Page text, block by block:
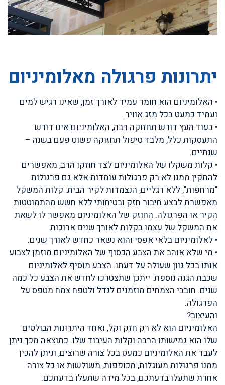
יתרונות פרגולה מאלומיניום
• האלומיניום הוא חומר עמיד לאורך זמן, שאינו רגיש למים
ועמיד כמעט בכל מזג אוויר.
• בעוד העץ דורש תחזוקה רבה, האלומיניום אינו דורש
התעסקות כלל, מלבד טיפול תחזוקה פשוט פעם בשנה –
שנתיים.
• קלות משקלו של האלומיניום לצד חוזקו הרב, מאפשרים
להתקין ממנו לא רק פרגולות עומדות אלא גם פרגולות
"מרחפות", ללא רגליים, הנצמדות לקיר הבית. קלות המשקל
מאפשרת לבצע חיבור חזק ובטיחותי ללא חשש מהתמוטטות
הקיר או הפרגולה. החוזק של האלומיניום מאפשר לו לשאת
את המשקל של עצמו בקלות לאורך שנים ארוכות.
• לאלומיניום בלאי אפסי והוא נשאר כחדש לאורך שנים.
• מי שלא אוהב את הצבע הכסוף של האלומיניום מוזמן לצבוע
אותו בכל גוון שעולה על דעתו. הצבע מוסיף לאלומיניום
שכבת הגנה נוספת. ייתכן שתצטרכו לחדש את הצבע כל כמה
שנים. חובבי הצמחים מוזמנים לגדל ולטפח צמח מטפס על
הפרגולה.
והעיצוב?
האלומיניום הוא לא רק חזק וקל, ואחד היתרונות הבולטים
שלו הוא גמישותו הרבה וקלות העיבוד שלו. כתוצאה מכך ניתן
לעבד את האלומיניום כמעט בכל צורה שרוצים, וניתן להכין
ממנו פרגולות מעוגלות, מכופפות, משולשות או כל צורה
אחרת שתעלו בדעתכם, בכל מידה שתעלו בדעתכם.